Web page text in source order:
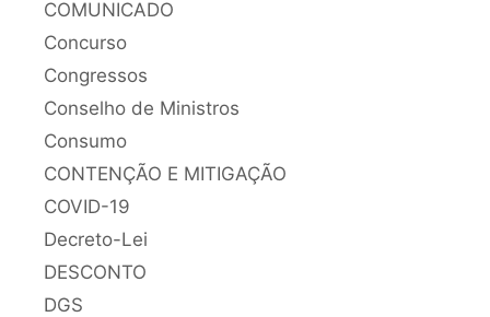
COMUNICADO
Concurso
Congressos
Conselho de Ministros
Consumo
CONTENÇÃO E MITIGAÇÃO
COVID-19
Decreto-Lei
DESCONTO
DGS